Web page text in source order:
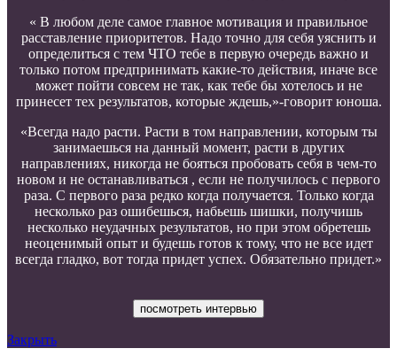
« В любом деле самое главное мотивация и правильное
расставление приоритетов. Надо точно для себя уяснить и
определиться с тем ЧТО тебе в первую очередь важно и
только потом предпринимать какие-то действия, иначе все
может пойти совсем не так, как тебе бы хотелось и не
принесет тех результатов, которые ждешь,»-говорит юноша.
«Всегда надо расти. Расти в том направлении, которым ты
занимаешься на данный момент, расти в других
направлениях, никогда не бояться пробовать себя в чем-то
новом и не останавливаться , если не получилось с первого
раза. С первого раза редко когда получается. Только когда
несколько раз ошибешься, набьешь шишки, получишь
несколько неудачных результатов, но при этом обретешь
неоценимый опыт и будешь готов к тому, что не все идет
всегда гладко, вот тогда придет успех. Обязательно придет.»
посмотреть интервью
Закрыть